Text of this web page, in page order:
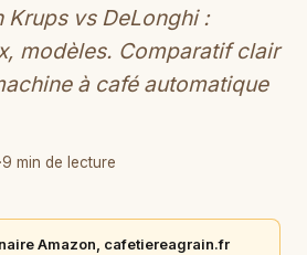
Krups vs DeLonghi :
modèles. Comparatif clair
à café automatique
·9 min de lecture
Amazon, cafetiereagrain.fr